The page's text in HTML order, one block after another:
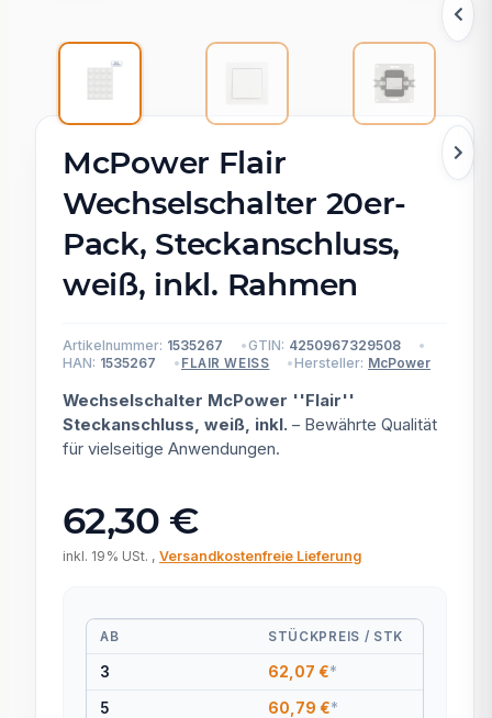
McPower Flair
Wechselschalter 20er-
Pack, Steckanschluss,
weiß, inkl. Rahmen
Artikelnummer: 1535267 GTIN: 4250967329508
HAN: 1535267 FLAIR WEISS Hersteller: McPower
Wechselschalter McPower ''Flair''
Steckanschluss, weiß, inkl. – Bewährte Qualität
für vielseitige Anwendungen.
62,30 €
inkl. 19% USt. , Versandkostenfreie Lieferung
AB STÜCKPREIS / STK
3 62,07 €*
5 60,79 €*